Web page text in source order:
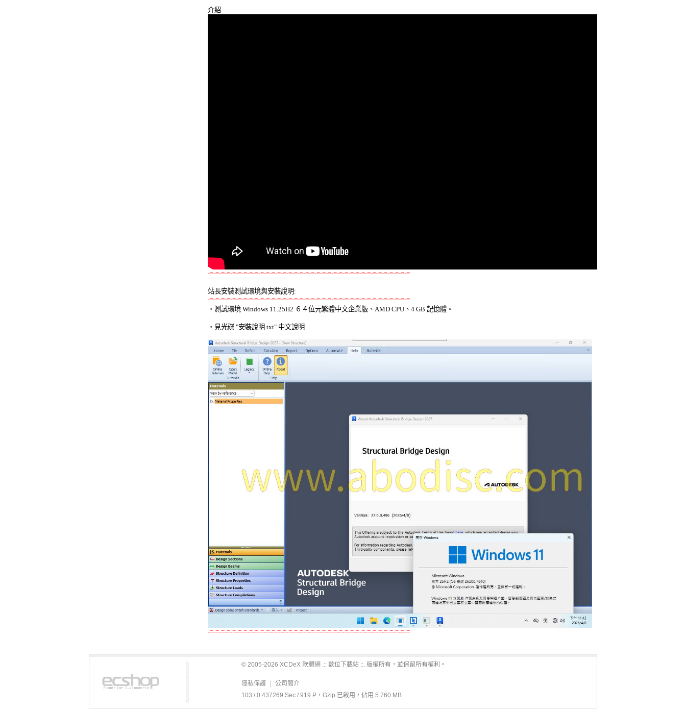
-=-=-=-=-=-=-=-=-=-=-=-=-=-=-=-=-=-=-=-=-=-=-=-=-=-=-=-=-=-=-=-=-=-=-=-=
站長安裝測試環境與安裝說明:
-=-=-=-=-=-=-=-=-=-=-=-=-=-=-=-=-=-=-=-=-=-=-=-=-=-=-=-=-=-=-=-=-=-=-=-=
‧測試環境 Windows 11.25H2 ６４位元繁體中文企業版、AMD CPU、4 GB 記憶體。
‧見光碟 "安裝說明.txt" 中文說明
-=-=-=-=-=-=-=-=-=-=-=-=-=-=-=-=-=-=-=-=-=-=-=-=-=-=-=-=-=-=-=-=-=-=-=-=
© 2005-2026 XCDeX 軟體網 .:: 數位下載站 ::. 版權所有，並保留所有權利。
隱私保護
公司簡介
103 / 0.437269 Sec / 919 P，Gzip 已啟用，佔用 5.760 MB